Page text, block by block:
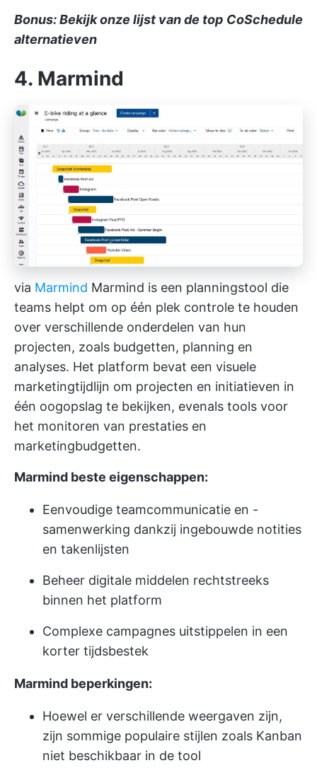
Bonus: Bekijk onze lijst van de top CoSchedule
alternatieven
4. Marmind
via Marmind Marmind is een planningstool die
teams helpt om op één plek controle te houden
over verschillende onderdelen van hun
projecten, zoals budgetten, planning en
analyses. Het platform bevat een visuele
marketingtijdlijn om projecten en initiatieven in
één oogopslag te bekijken, evenals tools voor
het monitoren van prestaties en
marketingbudgetten.
Marmind beste eigenschappen:
Eenvoudige teamcommunicatie en -
samenwerking dankzij ingebouwde notities
en takenlijsten
Beheer digitale middelen rechtstreeks
binnen het platform
Complexe campagnes uitstippelen in een
korter tijdsbestek
Marmind beperkingen:
Hoewel er verschillende weergaven zijn,
zijn sommige populaire stijlen zoals Kanban
niet beschikbaar in de tool